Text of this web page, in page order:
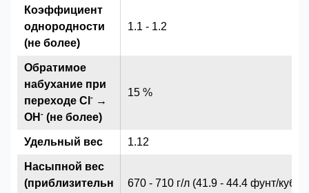
1.1 - 1.2
15 %
1.12
670 - 710 г/л (41.9 - 44.4 фунт/
Коэффициент
однородности
(не более)
Обратимое
набухание при
переходе Cl - →
OH - (не более)
Удельный вес
Насыпной вес
(приблизительн